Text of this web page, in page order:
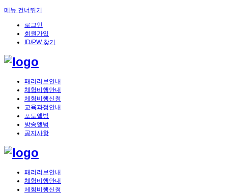
메뉴 건너뛰기
로그인
회원가입
ID/PW 찾기
패러러브안내
체험비행안내
체험비행신청
교육과정안내
포토앨범
방송앨범
공지사항
패러러브안내
체험비행안내
체험비행신청